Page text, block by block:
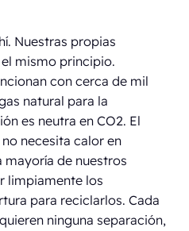
Nuestras propias
mismo principio.
con cerca de mil
natural para la
es neutra en CO2. El
necesita calor en
mayoría de nuestros
limpiamente los
para reciclarlos. Cada
ninguna separación,